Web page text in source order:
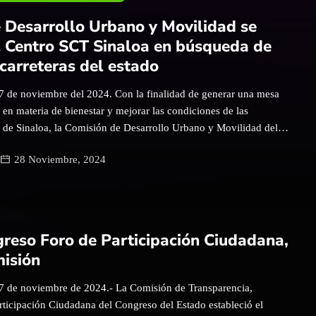
mucho en esta situación fue en el caso con el tesorero
diera una […]
Desarrollo Urbano y Movilidad se
SCT Sinaloa en búsqueda de
del estado
de noviembre del 2024. Con la finalidad de generar una mesa
materia de bienestar y mejorar las condiciones de las
de Sinaloa, la Comisión de Desarrollo Urbano y Movilidad del
de Comunicaciones y Transportes (SCT). Durante la reunión
asignadas a la Dirección de Comunicaciones y Transportes del
El legislador resaltó la importancia de unir fuerzas para
estatal y federal para contar […]
28 Noviembre, 2024
Foro de Participación Ciudadana,
de noviembre de 2024.- La Comisión de Transparencia,
Ciudadana del Congreso del Estado estableció el